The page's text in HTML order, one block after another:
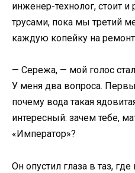
инженер-технолог, стоит
трусами, пока мы третий
каждую копейку на ремонт
— Сережа, — мой голос
У меня два вопроса.
почему вода такая
интересный: зачем тебе,
«Император»?
Он опустил глаза в таз,